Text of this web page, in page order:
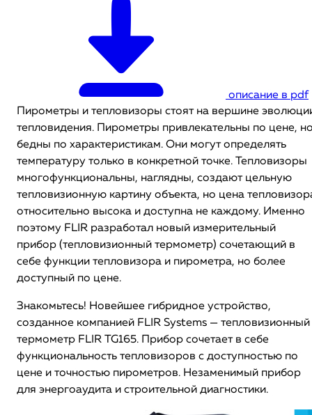
описание в pdf
Пирометры и тепловизоры стоят на вершине
тепловидения. Пирометры привлекательны по цене,
бедны по характеристикам. Они могут определять
температуру только в конкретной точке. Тепловизоры
многофункциональны, наглядны, создают цельную
тепловизионную картину объекта, но цена
относительно высока и доступна не каждому. Именно
поэтому FLIR разработал новый измерительный
прибор (тепловизионный термометр) сочетающий в
себе функции тепловизора и пирометра, но более
доступный по цене.
Знакомьтесь! Новейшее гибридное устройство,
созданное компанией FLIR Systems — тепловизионный
термометр FLIR TG165. Прибор сочетает в себе
функциональность тепловизоров с доступностью по
цене и точностью пирометров. Незаменимый прибор
для энергоаудита и строительной диагностики.